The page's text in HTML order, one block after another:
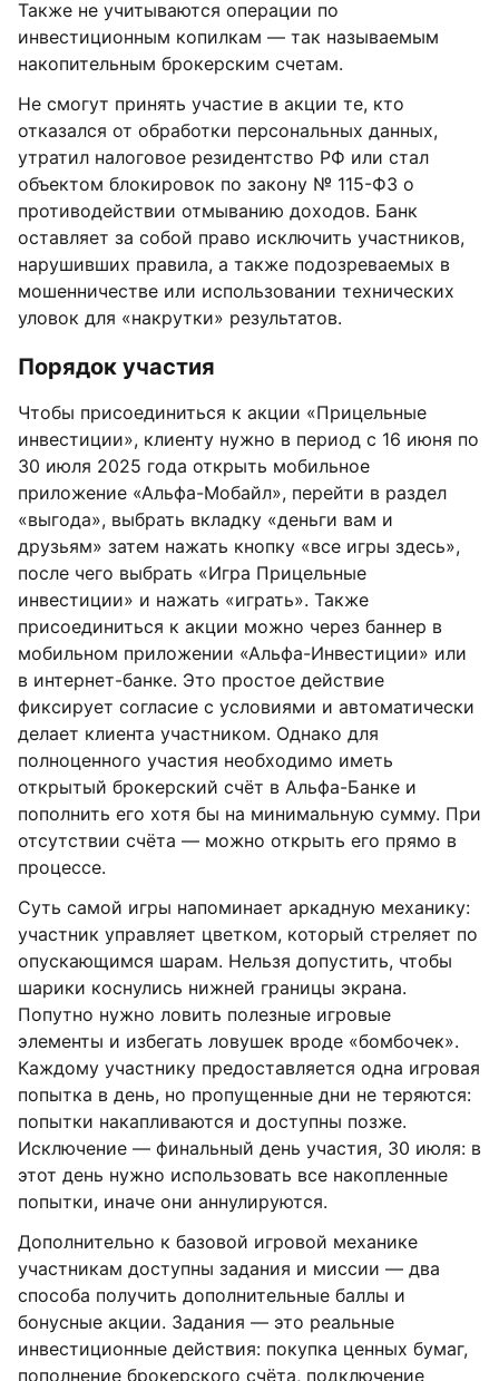
Также не учитываются операции по
инвестиционным копилкам — так называемым
накопительным брокерским счетам.
Не смогут принять участие в акции те, кто
отказался от обработки персональных данных,
утратил налоговое резидентство РФ или стал
объектом блокировок по закону № 115-ФЗ о
противодействии отмыванию доходов. Банк
оставляет за собой право исключить участников,
нарушивших правила, а также подозреваемых в
мошенничестве или использовании технических
уловок для «накрутки» результатов.
Порядок участия
Чтобы присоединиться к акции «Прицельные
инвестиции», клиенту нужно в период с 16 июня по
30 июля 2025 года открыть мобильное
приложение «Альфа-Мобайл», перейти в раздел
«выгода», выбрать вкладку «деньги вам и
друзьям» затем нажать кнопку «все игры здесь»,
после чего выбрать «Игра Прицельные
инвестиции» и нажать «играть». Также
присоединиться к акции можно через баннер в
мобильном приложении «Альфа-Инвестиции» или
в интернет-банке. Это простое действие
фиксирует согласие с условиями и автоматически
делает клиента участником. Однако для
полноценного участия необходимо иметь
открытый брокерский счёт в Альфа-Банке и
пополнить его хотя бы на минимальную сумму. При
отсутствии счёта — можно открыть его прямо в
процессе.
Суть самой игры напоминает аркадную механику:
участник управляет цветком, который стреляет по
опускающимся шарам. Нельзя допустить, чтобы
шарики коснулись нижней границы экрана.
Попутно нужно ловить полезные игровые
элементы и избегать ловушек вроде «бомбочек».
Каждому участнику предоставляется одна игровая
попытка в день, но пропущенные дни не теряются:
попытки накапливаются и доступны позже.
Исключение — финальный день участия, 30 июля: в
этот день нужно использовать все накопленные
попытки, иначе они аннулируются.
Дополнительно к базовой игровой механике
участникам доступны задания и миссии — два
способа получить дополнительные баллы и
бонусные акции. Задания — это реальные
инвестиционные действия: покупка ценных бумаг,
пополнение брокерского счёта, подключение